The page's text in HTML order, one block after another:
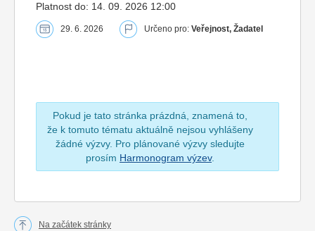
Platnost do: 14. 09. 2026 12:00
29. 6. 2026 Určeno pro: Veřejnost, Žadatel
Pokud je tato stránka prázdná, znamená to,
že k tomuto tématu aktuálně nejsou vyhlášeny
žádné výzvy. Pro plánované výzvy sledujte
prosím Harmonogram výzev.
Na začátek stránky